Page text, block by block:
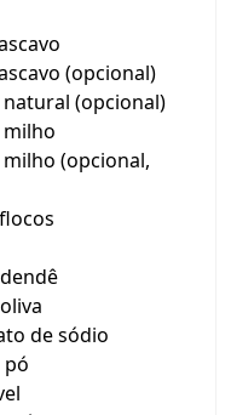
(opcional)
(opcional)
milho
(opcional,
de sódio
pó